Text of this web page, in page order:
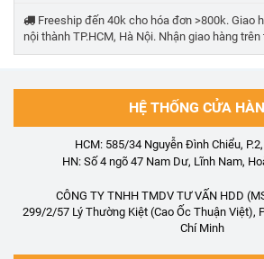
Freeship đến 40k cho hóa đơn >800k. Giao
nội thành TP.HCM, Hà Nội. Nhận giao hàng trên
HỆ THỐNG CỬA
HCM: 585/34 Nguyễn Đình Chiểu,
HN: Số 4 ngõ 47 Nam Dư, Lĩnh Nam,
CÔNG TY TNHH TMDV TƯ VẤN HDD
299/2/57 Lý Thường Kiệt (Cao Ốc Thuận Việt),
Chí Minh